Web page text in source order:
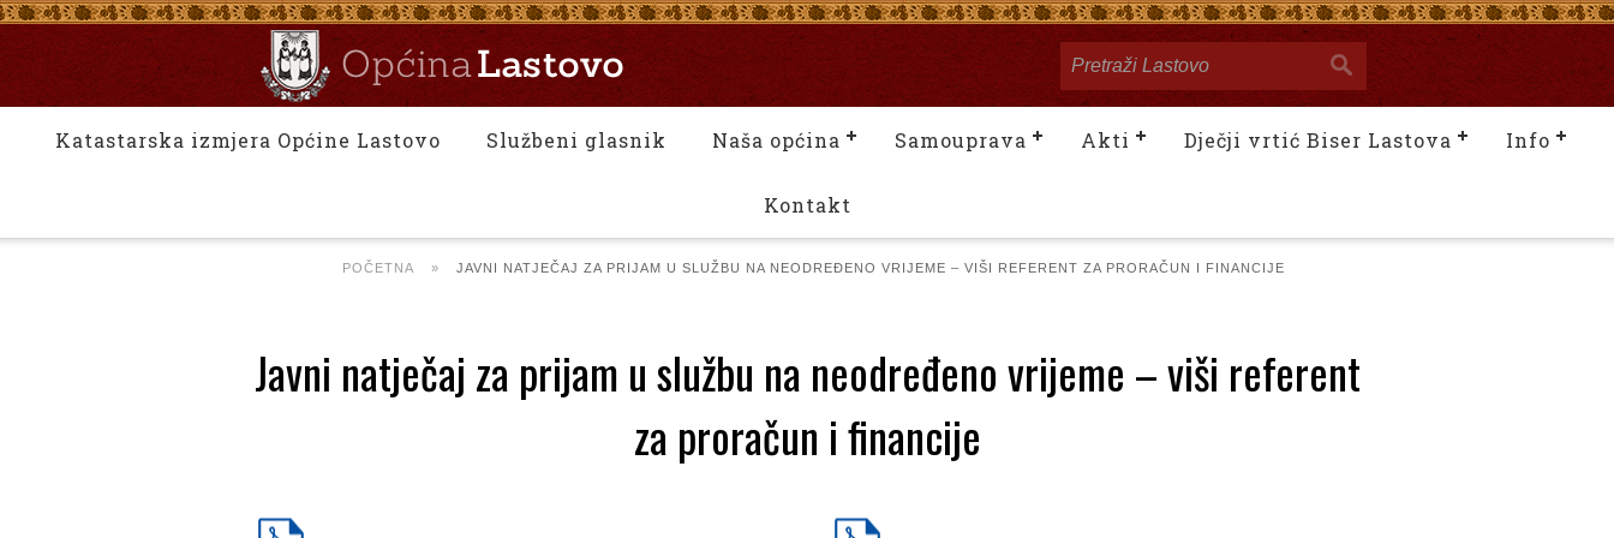
Katastarska izmjera Općine Lastovo Službeni glasnik Naša općina Samouprava Akti Dječji vrtić Biser Lastova Info
Kontakt
POČETNA » JAVNI NATJEČAJ ZA PRIJAM U SLUŽBU NA NEODREĐENO VRIJEME – VIŠI REFERENT ZA PRORAČUN I FINANCIJE
Javni natječaj za prijam u službu na neodređeno vrijeme – viši referent
za proračun i financije